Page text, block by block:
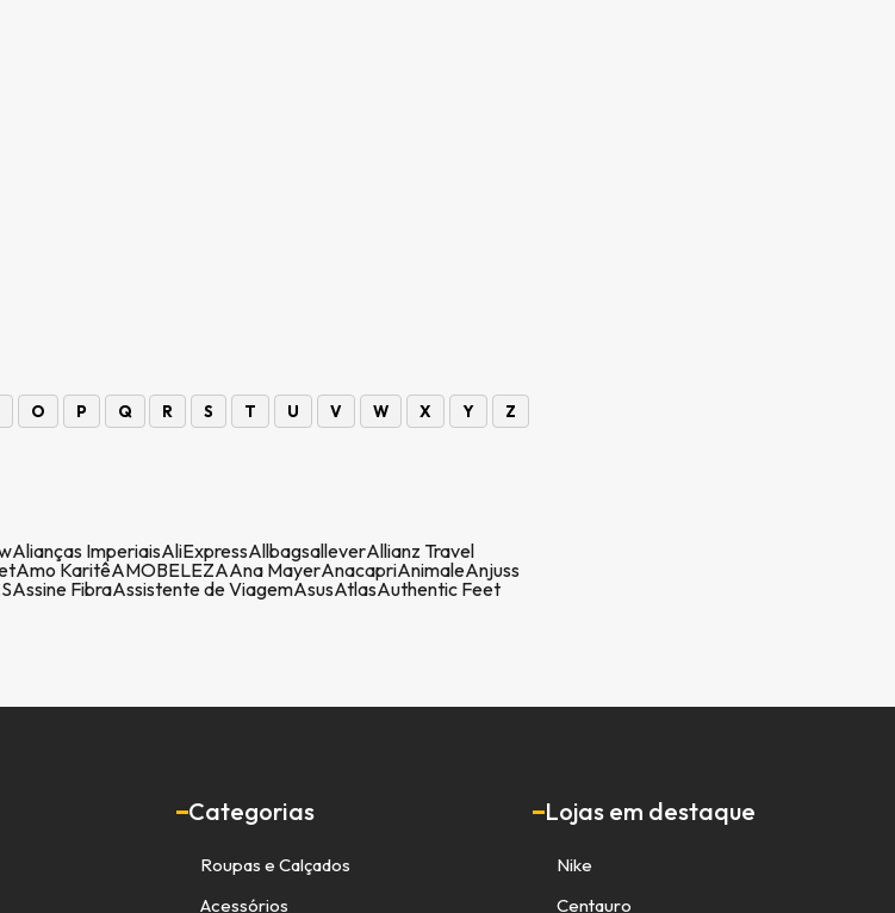
O P Q R S T U V W X Y Z
Alianças ImperiaisAliExpressAllbagsalleverAllianz Travel
Amo KaritêAMOBELEZAAna MayerAnacapriAnimaleAnjuss
Assine FibraAssistente de ViagemAsusAtlasAuthentic Feet
Categorias
Roupas e Calçados
Acessórios
Lojas em destaque
Nike
Centauro